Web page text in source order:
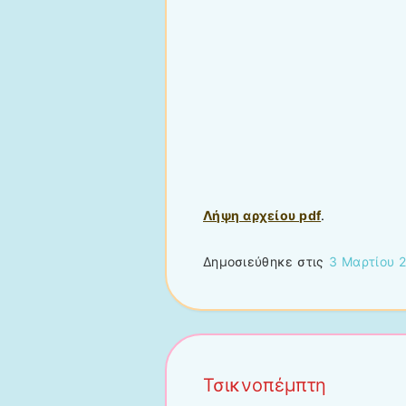
Λήψη αρχείου pdf.
Δημοσιεύθηκε στις 3 Μαρτίου
Τσικνοπέμπτη